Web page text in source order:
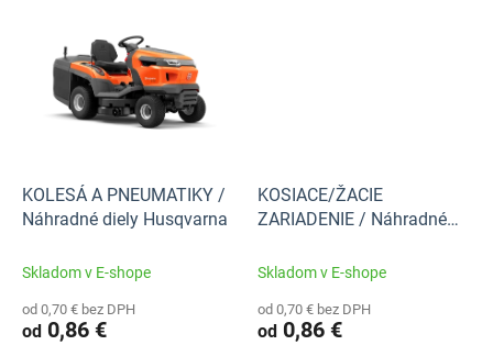
KOLESÁ A PNEUMATIKY /
Náhradné diely Husqvarna
Skladom v E-shope
od 0,70 € bez DPH
od 0,86 €
KOSIACE/ŽACIE
ZARIADENIE / Náhradné
Skladom v E-shope
od 0,70 € bez DPH
od 0,86 €